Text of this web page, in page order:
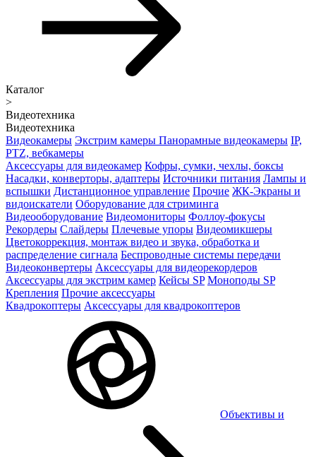
Каталог
>
Видеотехника
Видеотехника
Видеокамеры Экстрим камеры Панорамные видеокамеры IP,
PTZ, вебкамеры
Аксессуары для видеокамер Кофры, сумки, чехлы, боксы
Насадки, конверторы, адаптеры Источники питания Лампы и
вспышки Дистанционное управление Прочие ЖК-Экраны и
видоискатели Оборудование для стриминга
Видеооборудование Видеомониторы Фоллоу-фокусы
Рекордеры Слайдеры Плечевые упоры Видеомикшеры
Цветокоррекция, монтаж видео и звука, обработка и
распределение сигнала Беспроводные системы передачи
Видеоконвертеры Аксессуары для видеорекордеров
Аксессуары для экстрим камер Кейсы SP Моноподы SP
Крепления Прочие аксессуары
Квадрокоптеры Аксессуары для квадрокоптеров
Объективы и